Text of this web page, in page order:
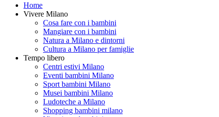
Home
Vivere Milano
Cosa fare con i bambini
Mangiare con i bambini
Natura a Milano e dintorni
Cultura a Milano per famiglie
Tempo libero
Centri estivi Milano
Eventi bambini Milano
Sport bambini Milano
Musei bambini Milano
Ludoteche a Milano
Shopping bambini milano